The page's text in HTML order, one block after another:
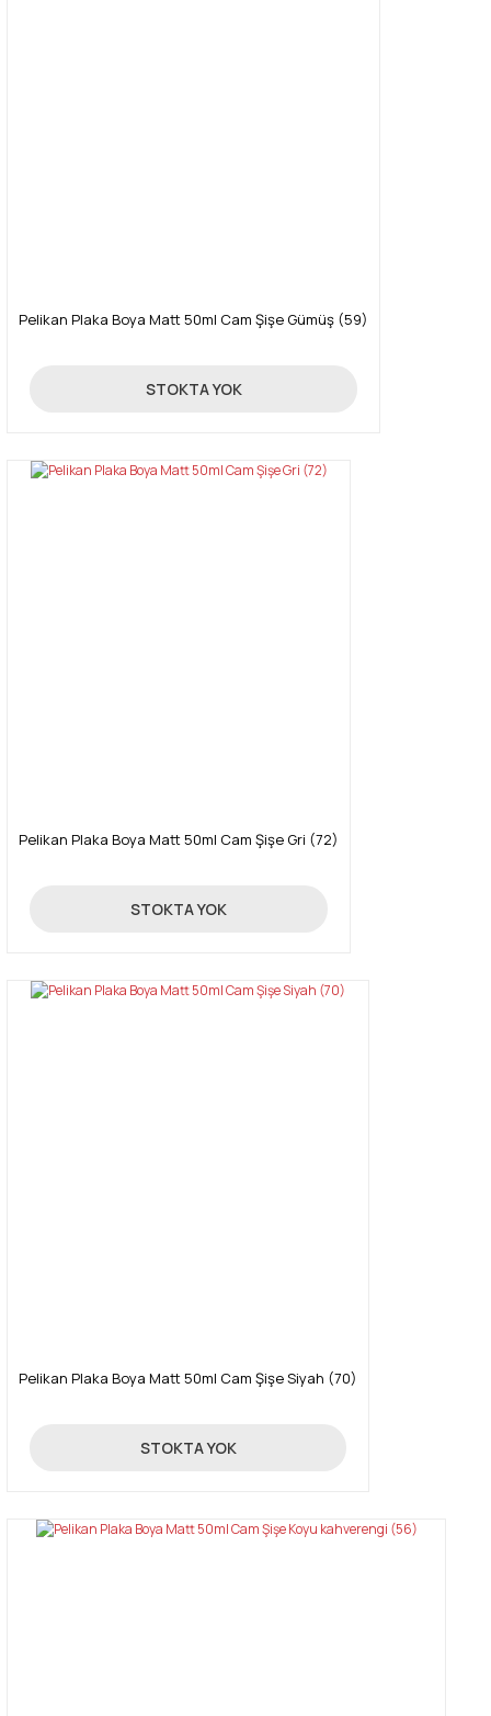
Pelikan Plaka Boya Matt 50ml Cam Şişe Gümüş (59)
85,00 TL
STOKTA YOK
Pelikan Plaka Boya Matt 50ml Cam Şişe Gri (72)
89,00 TL
STOKTA YOK
Pelikan Plaka Boya Matt 50ml Cam Şişe Siyah (70)
89,00 TL
STOKTA YOK